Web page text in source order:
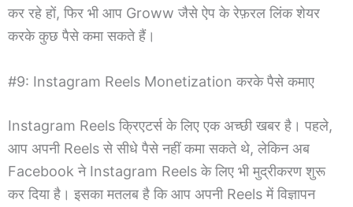
कर रहे हों, फिर भी आप Groww जैसे ऐप के रेफ़रल लिंक शेयर
करके कुछ पैसे कमा सकते हैं।
#9: Instagram Reels Monetization करके पैसे कमाए
Instagram Reels क्रिएटर्स के लिए एक अच्छी खबर है। पहले,
आप अपनी Reels से सीधे पैसे नहीं कमा सकते थे, लेकिन अब
Facebook ने Instagram Reels के लिए भी मुद्रीकरण शुरू
कर दिया है। इसका मतलब है कि आप अपनी Reels में विज्ञापन